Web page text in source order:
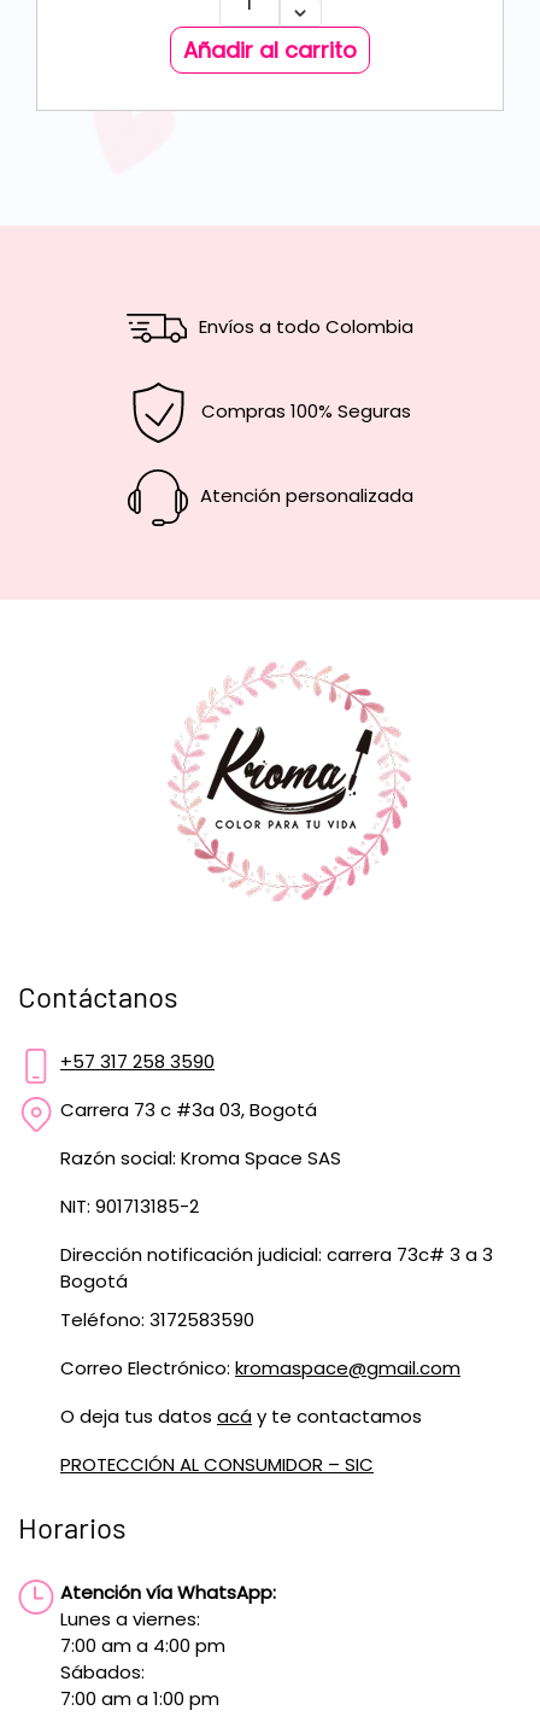
Añadir al carrito
Envíos a todo Colombia
Compras 100% Seguras
Atención personalizada
Contáctanos
+57 317 258 3590
Carrera 73 c #3a 03, Bogotá
Razón social: Kroma Space SAS
NIT: 901713185-2
Dirección notificación judicial: carrera 73c# 3 a 3
Bogotá
Teléfono: 3172583590
Correo Electrónico: kromaspace@gmail.com
O deja tus datos acáy te contactamos
PROTECCIÓN AL CONSUMIDOR – SIC
Horarios
Atención vía WhatsApp:
Lunes a viernes:
7:00 am a 4:00 pm
Sábados:
7:00 am a 1:00 pm